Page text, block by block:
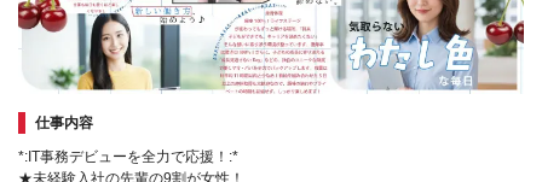
仕事内容
*:IT事務デビューを全力で応援！:*
★未経験入社の先輩の9割が女性！